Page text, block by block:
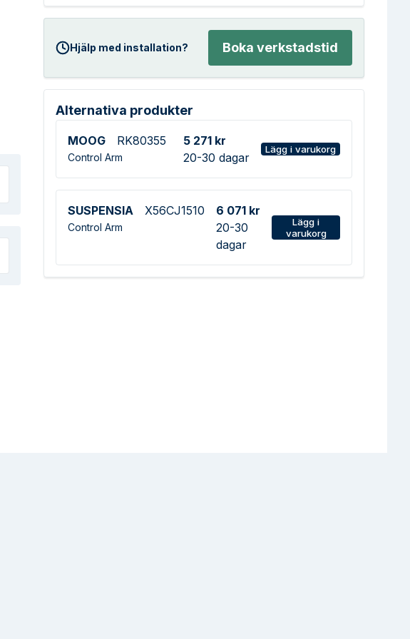
Hjälp med installation? Boka verkstadstid
Alternativa produkter
MOOG RK80355
Control Arm
5 271 kr
20-30 dagar
Lägg i varukorg
SUSPENSIA X56CJ1510
Control Arm
6 071 kr
20-30
dagar
Lägg i
varukorg